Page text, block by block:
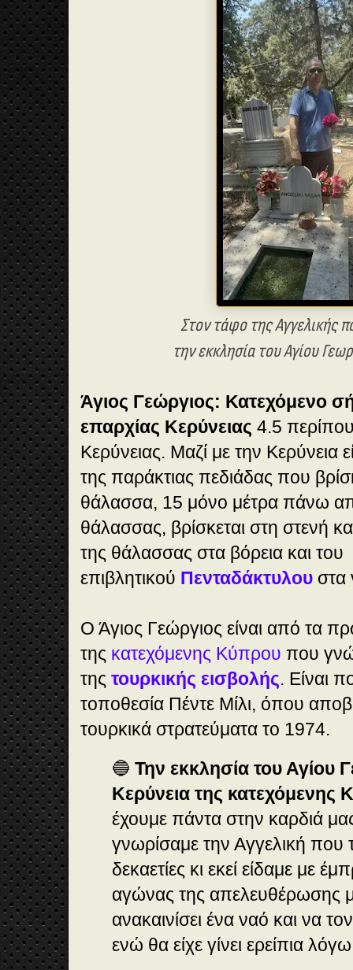
Στον τάφο της Αγγελικής
την εκκλησία του Αγίου
Άγιος Γεώργιος: Κατεχόμενο
επαρχίας Κερύνειας 4.5
Κερύνειας. Μαζί με την Κερύνεια
της παράκτιας πεδιάδας που
θάλασσα, 15 μόνο μέτρα πάνω
θάλασσας, βρίσκεται στη στενή
της θάλασσας στα βόρεια και του
επιβλητικού Πενταδάκτυλου στα
Ο Άγιος Γεώργιος είναι από τα
της κατεχόμενης Κύπρου που
της τουρκικής εισβολής. Είναι
τοποθεσία Πέντε Μίλι, όπου
τουρκικά στρατεύματα το 1974.
🔵 Την εκκλησία του Αγίου
Κερύνεια της κατεχόμενης
έχουμε πάντα στην καρδιά μας
γνωρίσαμε την Αγγελική που
δεκαετίες κι εκεί είδαμε με
αγώνας της απελευθέρωσης
ανακαινίσει ένα ναό και να
ενώ θα είχε γίνει ερείπια